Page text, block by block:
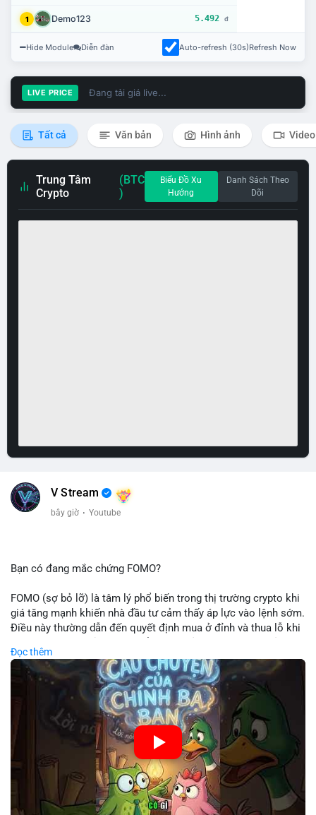
1 Demo123 5.492 đ
Hide Module Diễn đàn Auto-refresh (30s)Refresh Now
LIVE PRICE Đang tải giá live...
Tất cả Văn bản Hình ảnh Video
Trung Tâm
Crypto
(BTC
)
Biểu Đồ Xu
Hướng
Danh Sách Theo
Dõi
V Stream
bây giờ · Youtube
Bạn có đang mắc chứng FOMO?
FOMO (sợ bỏ lỡ) là tâm lý phổ biến trong thị trường crypto khi
giá tăng mạnh khiến nhà đầu tư cảm thấy áp lực vào lệnh sớm.
Điều này thường dẫn đến quyết định mua ở đỉnh và thua lỗ khi
chiến lược đầu tư rõ ràng.
🎥 Xem video trực tiếp tại:
Nguồn: Cú Thông Thái
Đọc thêm